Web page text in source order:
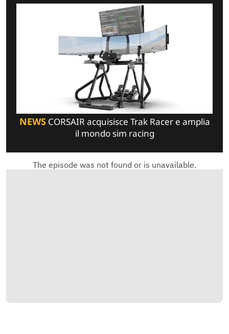
NEWSCORSAIR acquisisce Trak Racer e amplia
il mondo sim racing